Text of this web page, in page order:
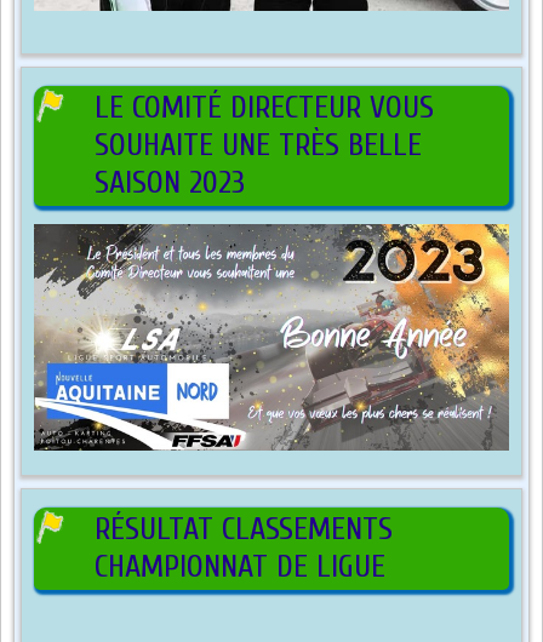
LE COMITÉ DIRECTEUR VOUS
SOUHAITE UNE TRÈS BELLE
SAISON 2023
RÉSULTAT CLASSEMENTS
CHAMPIONNAT DE LIGUE